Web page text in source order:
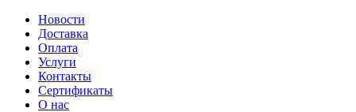
Новости
Доставка
Оплата
Услуги
Контакты
Cертификаты
О нас